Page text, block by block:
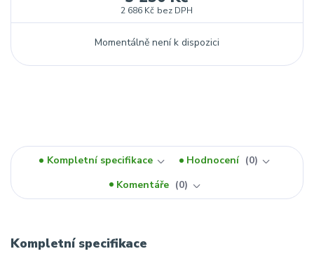
2 686 Kč bez DPH
Momentálně není k dispozici
Kompletní specifikace Hodnocení
0
Komentáře
0
Kompletní specifikace